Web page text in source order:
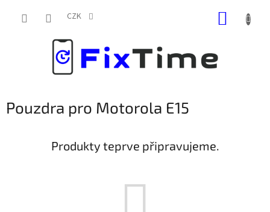
CZK
Pouzdra pro Motorola E15
Produkty teprve připravujeme.